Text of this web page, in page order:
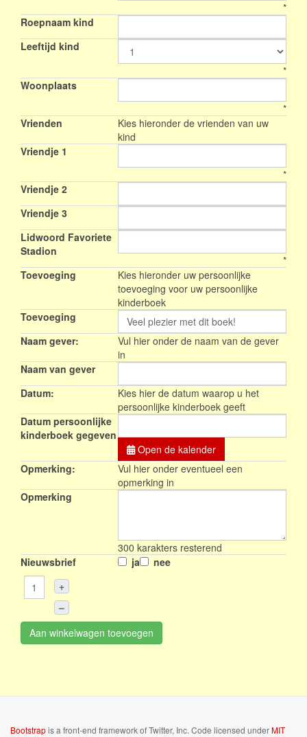
*
Roepnaam kind
Leeftijd kind
*
Woonplaats
*
Vrienden
Kies hieronder de vrienden van uw
kind
Vriendje 1
*
Vriendje 2
Vriendje 3
Lidwoord Favoriete
Stadion
*
Toevoeging
Kies hieronder uw persoonlijke
toevoeging voor uw persoonlijke
kinderboek
Toevoeging
Naam gever:
Vul hier onder de naam van de gever
in
Naam van gever
Datum:
Kies hier de datum waarop u het
persoonlijke kinderboek geeft
Datum persoonlijke
kinderboek gegeven
Open de kalender
Opmerking:
Vul hier onder eventueel een
opmerking in
Opmerking
300 karakters resterend
Nieuwsbrief
ja
nee
+
–
Aan winkelwagen toevoegen
Bootstrapis a front-end framework of Twitter, Inc. Code licensed underMIT